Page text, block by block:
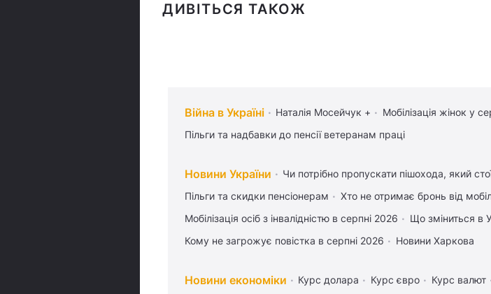
ДИВІТЬСЯ ТАКОЖ
Війна в Україні Наталія Мосейчук + Мобілізація жінок у
Пільги та надбавки до пенсії ветеранам праці
Новини України Чи потрібно пропускати пішохода, який
Пільги та скидки пенсіонерам
Хто не отримає бронь від
Мобілізація осіб з інвалідністю в серпні 2026
Що зміниться в
Кому не загрожує повістка в серпні 2026
Новини Харкова
Новини економіки Курс долара Курс євро Курс валют